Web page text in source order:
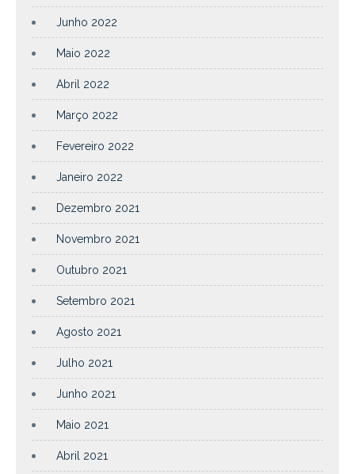
Junho 2022
Maio 2022
Abril 2022
Março 2022
Fevereiro 2022
Janeiro 2022
Dezembro 2021
Novembro 2021
Outubro 2021
Setembro 2021
Agosto 2021
Julho 2021
Junho 2021
Maio 2021
Abril 2021